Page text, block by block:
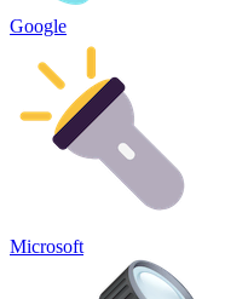
Google
Microsoft